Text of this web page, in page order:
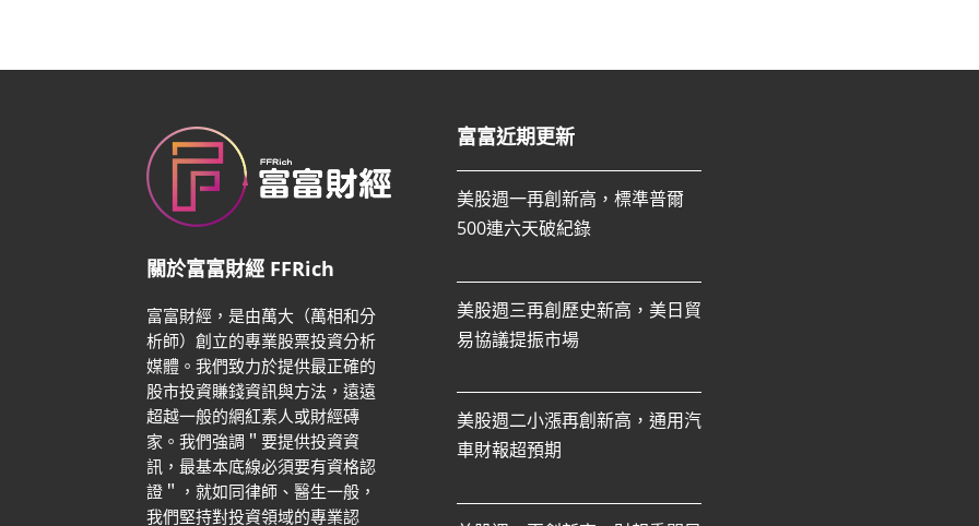
關於富富財經 FFRich
富富財經，是由萬大（萬相和分
析師）創立的專業股票投資分析
媒體。我們致力於提供最正確的
股市投資賺錢資訊與方法，遠遠
超越一般的網紅素人或財經磚
家。我們強調＂要提供投資資
訊，最基本底線必須要有資格認
證＂，就如同律師、醫生一般，
我們堅持對投資領域的專業認
富富近期更新
美股週一再創新高，標準普爾
500連六天破紀錄
美股週三再創歷史新高，美日貿
易協議提振市場
美股週二小漲再創新高，通用汽
車財報超預期